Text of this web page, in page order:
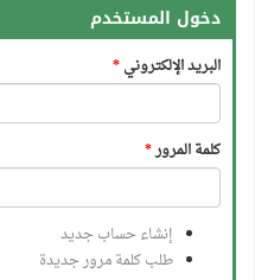
دخول المستخدم
البريد الإلكتروني*
كلمة المرور*
إنشاء حساب جديد
طلب كلمة مرور جديدة